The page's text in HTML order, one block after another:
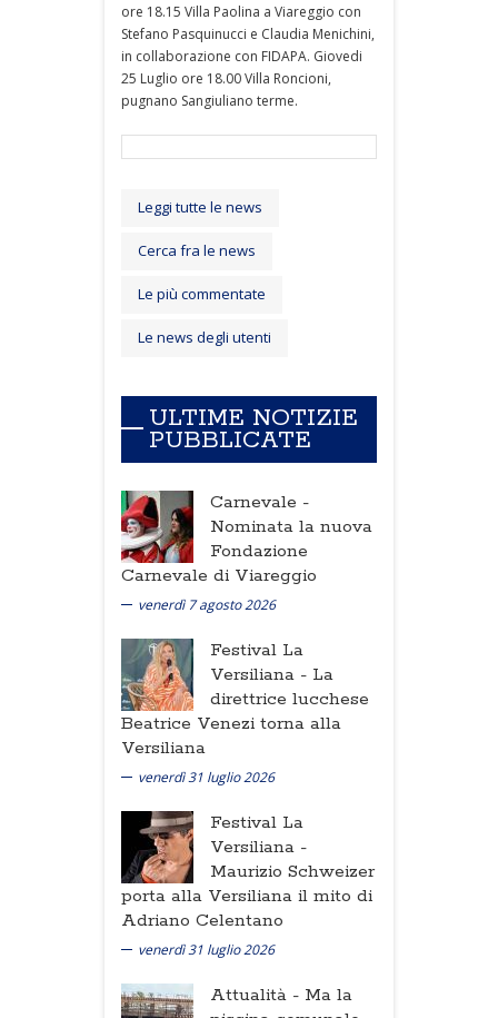
ore 18.15 Villa Paolina a Viareggio con
Stefano Pasquinucci e Claudia Menichini,
in collaborazione con FIDAPA. Giovedi
25 Luglio ore 18.00 Villa Roncioni,
pugnano Sangiuliano terme.
Leggi tutte le news
Cerca fra le news
Le più commentate
Le news degli utenti
ULTIME NOTIZIE
PUBBLICATE
Carnevale -
Nominata la nuova
Fondazione
Carnevale di Viareggio
venerdì 7 agosto 2026
Festival La
Versiliana - La
direttrice lucchese
Beatrice Venezi torna alla
Versiliana
venerdì 31 luglio 2026
Festival La
Versiliana -
Maurizio Schweizer
porta alla Versiliana il mito di
Adriano Celentano
venerdì 31 luglio 2026
Attualità - Ma la